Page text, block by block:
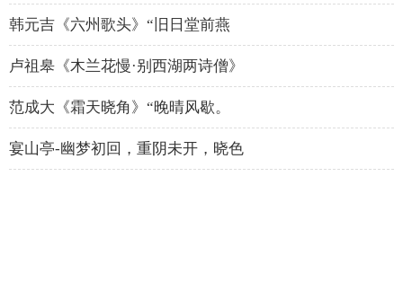
韩元吉《六州歌头》“旧日堂前燕
卢祖皋《木兰花慢·别西湖两诗僧》
范成大《霜天晓角》“晚晴风歇。
宴山亭-幽梦初回，重阴未开，晓色